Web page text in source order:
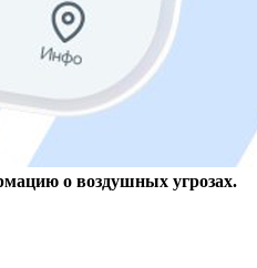
о воздушных угрозах.